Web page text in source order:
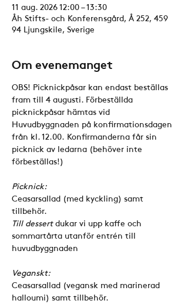
11 aug. 2026 12:00 – 13:30
Åh Stifts- och Konferensgård, Å 252, 459
94 Ljungskile, Sverige
Om evenemanget
OBS! Picknickpåsar kan endast beställas
fram till 4 augusti. Förbeställda
picknickpåsar hämtas vid
Huvudbyggnaden på konfirmationsdagen
från kl. 12.00. Konfirmanderna får sin
picknick av ledarna (behöver inte
förbeställas!)
Picknick:
Ceasarsallad (med kyckling) samt
tillbehör.
Till dessert dukar vi upp kaffe och
sommartårta utanför entrén till
huvudbyggnaden
Veganskt:
Ceasarsallad (vegansk med marinerad
halloumi) samt tillbehör.